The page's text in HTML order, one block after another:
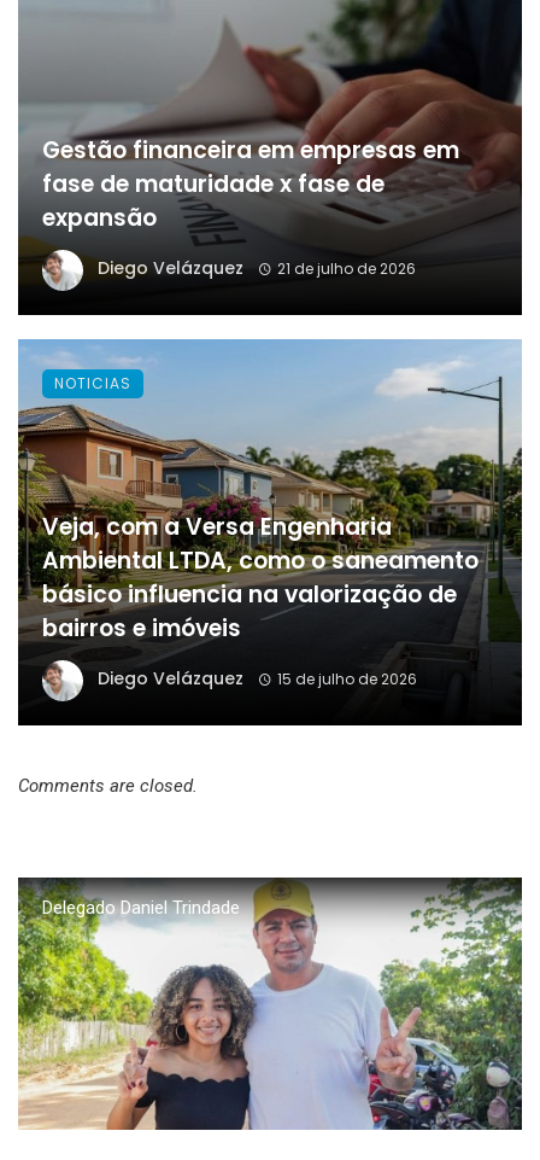
Gestão financeira em empresas em
fase de maturidade x fase de
expansão
Diego Velázquez 21 de julho de 2026
Veja, com a Versa Engenharia
Ambiental LTDA, como o saneamento
básico influencia na valorização de
bairros e imóveis
Diego Velázquez 15 de julho de 2026
NOTICIAS
Comments are closed.
Delegado Daniel Trindade